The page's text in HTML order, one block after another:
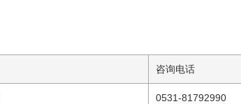
咨询电话
0531-81792990